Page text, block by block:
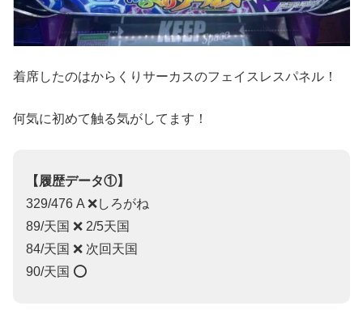
着席したのはからくりサーカスのフェイスレスパネル！
何気に初めて触る気がしてます！
【履歴データ①】
329/476 A ❌しろがね
89/天国 ❌ 2/5天国
84/天国 ❌ 次回天国
90/天国 ⭕️